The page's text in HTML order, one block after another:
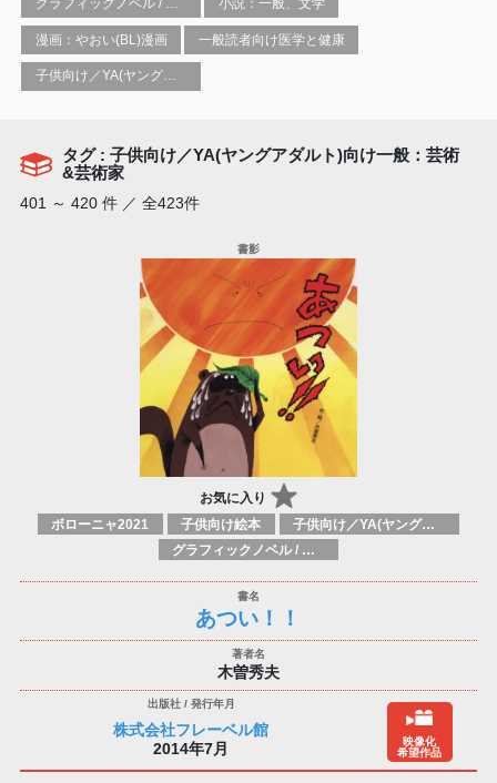
漫画：やおい(BL)漫画 一般読者向け医学と健康
子供向け／YA(ヤングアダルト)向け一般：芸術&芸術家
タグ : 子供向け／YA(ヤングアダルト)向け一般：芸術
&芸術家
401 ～ 420 件 ／ 全423件
お気に入り
ボローニャ2021 子供向け絵本
子供向け／YA(ヤングアダルト)向け一般：芸術&芸術家
グラフィックノベル / コミックブック / 漫画：スタイル / 伝統
あつい！！
木曽秀夫
株式会社フレーベル館
2014年7月
映像化
希望作品